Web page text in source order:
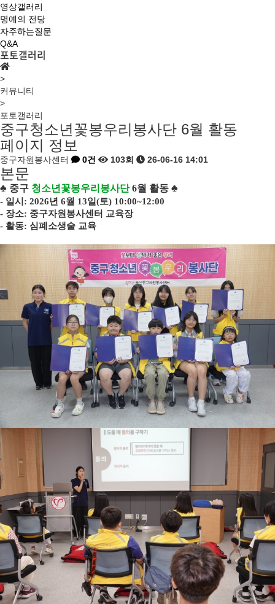
영상갤러리
명예의 전당
자주하는질문
Q&A
포토갤러리
>
커뮤니티
>
포토갤러리
중구청소년꽃봉우리봉사단 6월 활동
페이지 정보
중구자원봉사센터 0건 103회 26-06-16 14:01
본문
♣ 중구 청소년꽃봉우리봉사단6월 활동 ♣
- 일시: 2026년 6월 13일(토) 10:00~12:00
- 장소: 중구자원봉사센터 교육장
- 활동: 심폐소생술 교육